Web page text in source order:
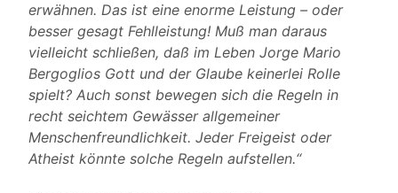
erwähnen. Das ist eine enorme Leistung – oder
besser gesagt Fehlleistung! Muß man daraus
vielleicht schließen, daß im Leben Jorge Mario
Bergoglios Gott und der Glaube keinerlei Rolle
spielt? Auch sonst bewegen sich die Regeln in
recht seichtem Gewässer allgemeiner
Menschenfreundlichkeit. Jeder Freigeist oder
Atheist könnte solche Regeln aufstellen.“